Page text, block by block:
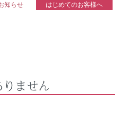
知らせ はじめてのお客様へ
ません